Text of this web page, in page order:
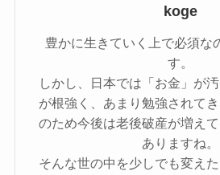
koge
豊かに生きていく上で必須な
す。
しかし、日本では「お金」が
が根強く、あまり勉強されて
のため今後は老後破産が増え
ありますね。
そんな世の中を少しでも変え